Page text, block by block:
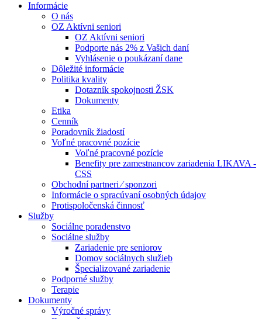
Informácie
O nás
OZ Aktívni seniori
OZ Aktívni seniori
Podporte nás 2% z Vašich daní
Vyhlásenie o poukázaní dane
Dôležité informácie
Politika kvality
Dotazník spokojnosti ŽSK
Dokumenty
Etika
Cenník
Poradovník žiadostí
Voľné pracovné pozície
Voľné pracovné pozície
Benefity pre zamestnancov zariadenia LIKAVA -
CSS
Obchodní partneri ⁄ sponzori
Informácie o spracúvaní osobných údajov
Protispoločenská činnosť
Služby
Sociálne poradenstvo
Sociálne služby
Zariadenie pre seniorov
Domov sociálnych služieb
Špecializované zariadenie
Podporné služby
Terapie
Dokumenty
Výročné správy